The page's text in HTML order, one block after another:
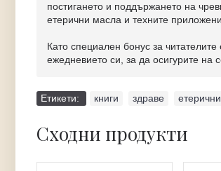
постигането и поддържането на
етерични масла и техните
Като специален бонус за
ежедневието си, за да осигурите на
Етикети: книги здраве
Сходни продукти